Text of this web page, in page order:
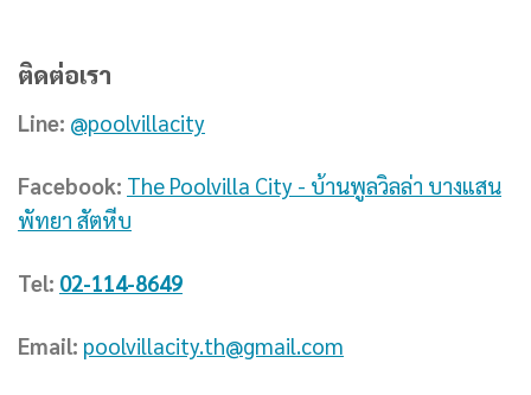
ติดต่อเรา
Line: @poolvillacity
Facebook: The Poolvilla City - บ้านพูลวิลล่า บางแสน
พัทยา สัตหีบ
Tel: 02-114-8649
Email: poolvillacity.th@gmail.com